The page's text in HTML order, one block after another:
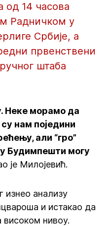
од 14 часова
Радничком у
Србије, а
првенствени
штаба
Неке морамо да
нам поједини
али “гро”
у Будимпешти могу
је Милојевић.
изнео анализу
и истакао да
високом нивоу.